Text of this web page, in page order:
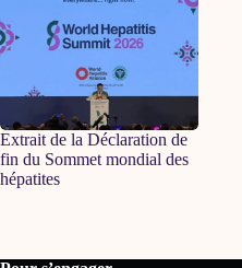
Extrait de la Déclaration de
fin du Sommet mondial des
hépatites